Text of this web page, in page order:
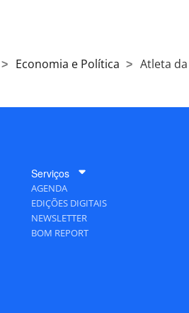
Economia e Política Atleta
Serviços
AGENDA
EDIÇÕES DIGITAIS
NEWSLETTER
BOM REPORT